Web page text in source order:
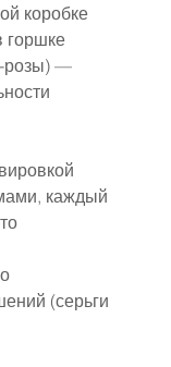
коробке
горшке
розы) —
каждый
(серьги